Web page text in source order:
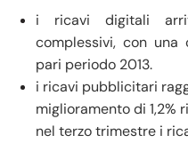
i ricavi digitali
complessivi, con una
pari periodo 2013.
i ricavi pubblicitari
miglioramento di 1,2%
nel terzo trimestre i